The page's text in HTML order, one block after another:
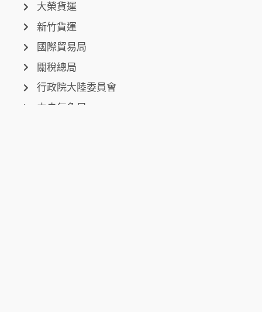
大榮貨運
新竹貨運
國際貿易局
關稅總局
行政院大陸委員會
中央氣象局